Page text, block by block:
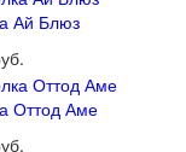
Ай Блюз
Оттод Аме